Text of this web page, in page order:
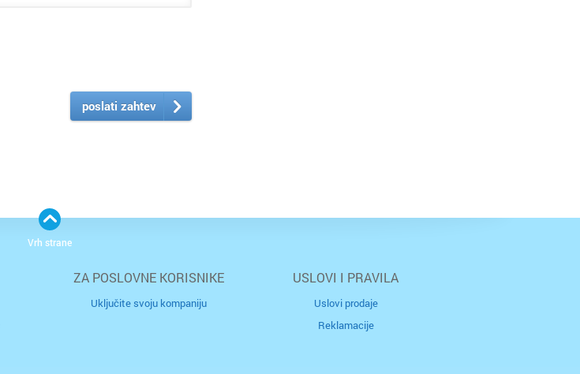
poslati zahtev
ZA POSLOVNE KORISNIKE
Uključite svoju kompaniju
USLOVI I PRAVILA
Uslovi prodaje
Reklamacije
Vrh strane